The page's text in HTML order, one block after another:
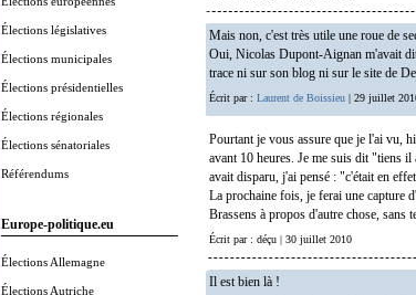
Élections législatives
Élections municipales
Élections présidentielles
Élections régionales
Élections sénatoriales
Référendums
Europe-politique.eu
Élections Allemagne
Élections Autriche
Mais non, c'est très utile une roue de
Oui, Nicolas Dupont-Aignan m'avait
trace ni sur son blog ni sur le site de
Écrit par : Laurent de Boissieu | 29 juillet
Pourtant je vous assure que je l'ai vu,
avant 10 heures. Je me suis dit "tiens
avait disparu, j'ai pensé : "c'était en
La prochaine fois, je ferai une capture
Brassens à propos d'autre chose, sans
Écrit par : déçu | 30 juillet 2010
Il est bien là !